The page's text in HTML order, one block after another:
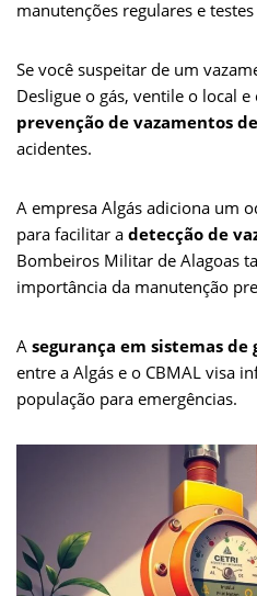
manutenções regulares e
Se você suspeitar de um
Desligue o gás, ventile o local
prevenção de vazamentos
acidentes.
A empresa Algás adiciona um
para facilitar a detecção de
Bombeiros Militar de Alagoas
importância da manutenção
A segurança em sistemas de
entre a Algás e o CBMAL visa
população para emergências.